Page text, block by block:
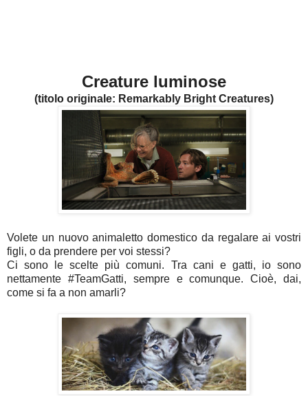
Creature luminose
(titolo originale: Remarkably Bright Creatures)
Volete un nuovo animaletto domestico da regalare ai vostri
figli, o da prendere per voi stessi?
Ci sono le scelte più comuni. Tra cani e gatti, io sono
nettamente #TeamGatti, sempre e comunque. Cioè, dai,
come si fa a non amarli?